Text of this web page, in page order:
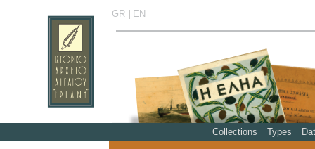
GR| EN
Collections Types